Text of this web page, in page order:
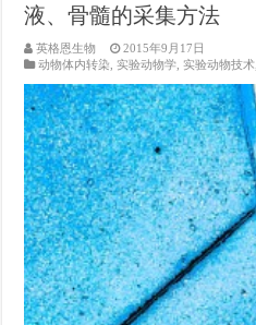
液、骨髓的采集方法
英格恩生物
2015年9月17日
动物体内转染 ,实验动物学 ,实验动物技术